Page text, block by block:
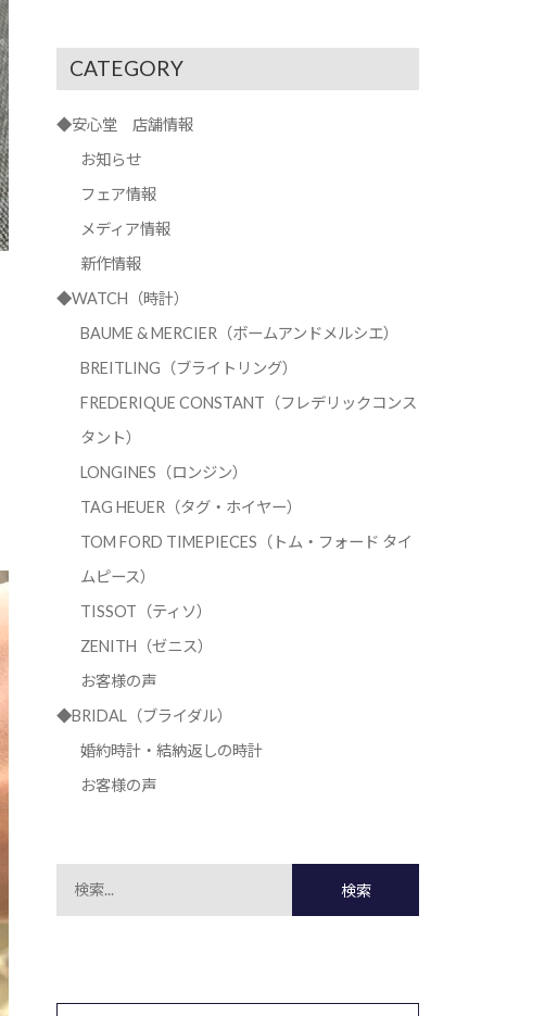
CATEGORY
◆安心堂 店舗情報
お知らせ
フェア情報
メディア情報
新作情報
◆WATCH（時計）
BAUME & MERCIER（ボームアンドメルシエ）
BREITLING（ブライトリング）
FREDERIQUE CONSTANT（フレデリックコンス
タント）
LONGINES（ロンジン）
TAG HEUER（タグ・ホイヤー）
TOM FORD TIMEPIECES（トム・フォード タイ
ムピース）
TISSOT（ティソ）
ZENITH（ゼニス）
お客様の声
◆BRIDAL（ブライダル）
婚約時計・結納返しの時計
お客様の声